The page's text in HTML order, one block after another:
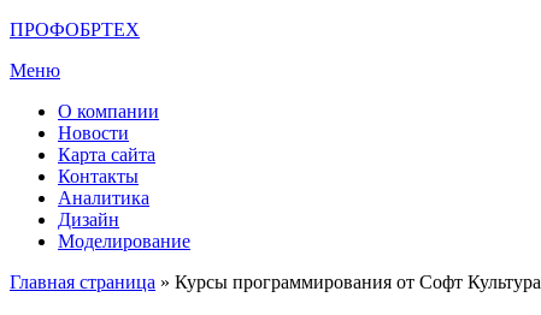
Перейти
содержимому
ПРОФОБРТЕХ
Меню
О компании
Новости
Карта сайта
Контакты
Аналитика
Дизайн
Моделирование
Главная страница » Курсы программирования от Софт Культура